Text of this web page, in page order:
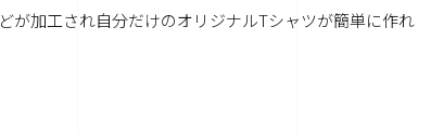
が加工され自分だけのオリジナルTシャツが簡単に作れ